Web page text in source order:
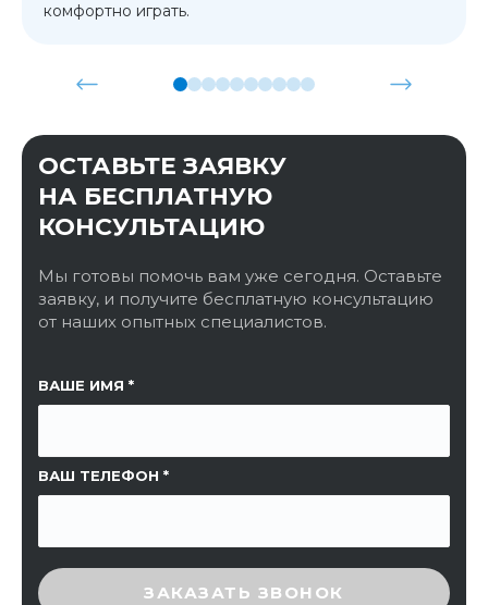
комфортно играть.
ОСТАВЬТЕ ЗАЯВКУ
НА БЕСПЛАТНУЮ
КОНСУЛЬТАЦИЮ
Мы готовы помочь вам уже сегодня. Оставьте
заявку, и получите бесплатную консультацию
от наших опытных специалистов.
ВАШЕ ИМЯ
ВАШ ТЕЛЕФОН
ССЫЛКА НА СТРАНИЦУ
ВВЕДИТЕ ПРОВЕРОЧНЫЙ КОД
ЗАКАЗАТЬ ЗВОНОК